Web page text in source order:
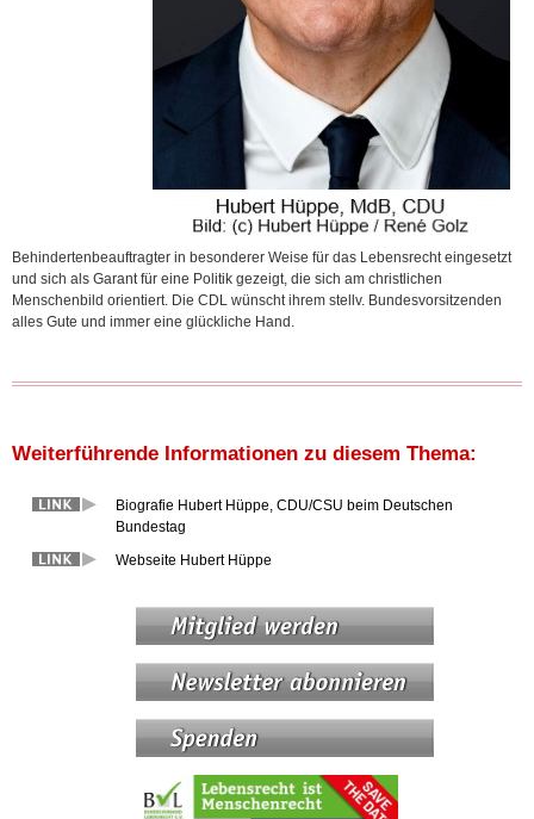
Behindertenbeauftragter in besonderer Weise für das Lebensrecht eingesetzt
und sich als Garant für eine Politik gezeigt, die sich am christlichen
Menschenbild orientiert. Die CDL wünscht ihrem stellv. Bundesvorsitzenden
alles Gute und immer eine glückliche Hand.
Weiterführende Informationen zu diesem Thema:
Biografie Hubert Hüppe, CDU/CSU beim Deutschen
Bundestag
Webseite Hubert Hüppe